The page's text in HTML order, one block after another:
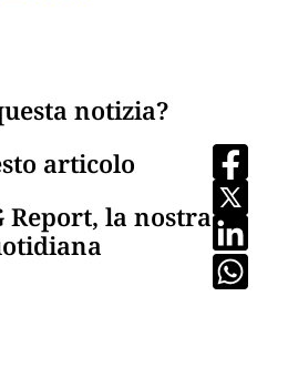
notizia?
articolo
Report, la nostra